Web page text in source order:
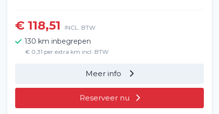
€ 118,51 INCL. BTW
130 km inbegrepen
€ 0,31 per extra km incl. BTW
Meer info
Reserveer nu